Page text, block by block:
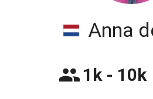
Anna
1k - 10k